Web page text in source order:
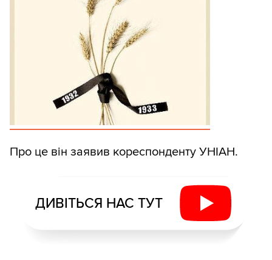
Про це він заявив кореспонденту УНІАН.
ДИВІТЬСЯ НАС ТУТ